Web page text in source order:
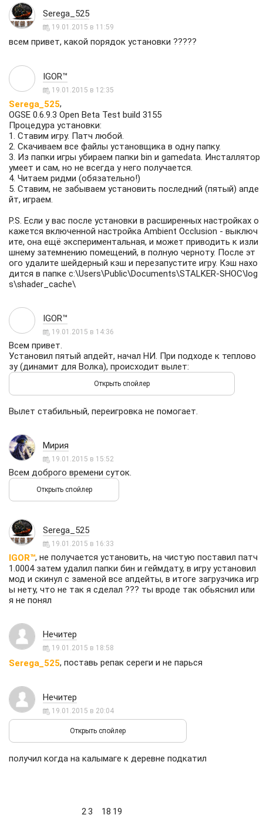
Serega_525
19.01.2015 в 11:59
всем привет, какой порядок установки ?????
IGOR™
19.01.2015 в 12:35
Serega_525,
OGSE 0.6.9.3 Open Beta Test build 3155
Процедура установки:
1. Ставим игру. Патч любой.
2. Скачиваем все файлы установщика в одну папку.
3. Из папки игры убираем папки bin и gamedata. Инсталлятор
умеет и сам, но не всегда у него получается.
4. Читаем ридми (обязательно!)
5. Ставим, не забываем установить последний (пятый) апде
йт, играем.
P.S. Если у вас после установки в расширенных настройках о
кажется включенной настройка Ambient Occlusion - выключ
ите, она ещё экспериментальная, и может приводить к изли
шнему затемнению помещений, в полную черноту. После эт
ого удалите шейдерный кэш и перезапустите игру. Кэш нахо
дится в папке c:\Users\Public\Documents\STALKER-SHOC\log
s\shader_cache\
IGOR™
19.01.2015 в 14:36
Всем привет.
Установил пятый апдейт, начал НИ. При подходе к теплово
зу (динамит для Волка), происходит вылет:
Вылет стабильный, переигровка не помогает.
Мирия
19.01.2015 в 15:52
Всем доброго времени суток.
Serega_525
19.01.2015 в 16:33
IGOR™, не получается установить, на чистую поставил патч
1.0004 затем удалил папки бин и геймдату, в игру установил
мод и скинул с заменой все апдейты, в итоге загрузчика игр
ы нету, что не так я сделал ??? ты вроде так обьяснил или
я не понял
Нечитер
19.01.2015 в 18:58
Serega_525, поставь репак сереги и не парься
Нечитер
19.01.2015 в 20:04
получил когда на калымаге к деревне подкатил
23 18 19